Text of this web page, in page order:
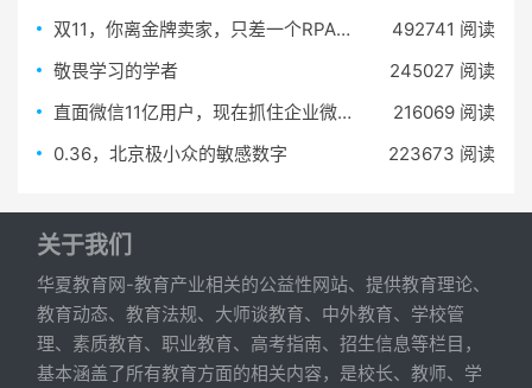
双11，你离金牌卖家，只差一个RPA批量上新机器人
492741 阅读
敬畏学习的学者
245027 阅读
直面微信11亿用户，现在抓住企业微信的流量红利还来得及！
216069 阅读
0.36，北京极小众的敏感数字
223673 阅读
关于我们
华夏教育网-教育产业相关的公益性网站、提供教育理论、
教育动态、教育法规、大师谈教育、中外教育、学校管
理、素质教育、职业教育、高考指南、招生信息等栏目，
基本涵盖了所有教育方面的相关内容，是校长、教师、学